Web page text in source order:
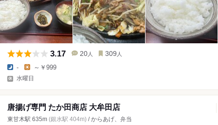
3.17 20 人 309 人
- ～￥999
水曜日
唐揚げ専門 たか田商店 大牟田店
東甘木駅 635m (銀水駅 404m) / からあげ、弁当